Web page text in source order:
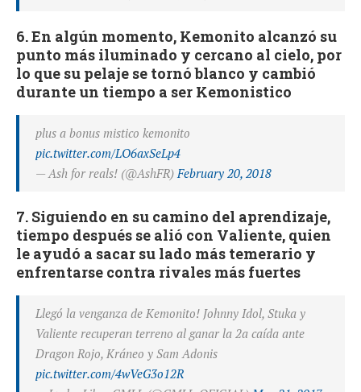
6. En algún momento, Kemonito alcanzó su
punto más iluminado y cercano al cielo, por
lo que su pelaje se tornó blanco y cambió
durante un tiempo a ser Kemonistico
plus a bonus mistico kemonito
pic.twitter.com/LO6axSeLp4
— Ash for reals! (@AshFR) February 20, 2018
7. Siguiendo en su camino del aprendizaje,
tiempo después se alió con Valiente, quien
le ayudó a sacar su lado más temerario y
enfrentarse contra rivales más fuertes
Llegó la venganza de Kemonito! Johnny Idol, Stuka y
Valiente recuperan terreno al ganar la 2a caída ante
Dragon Rojo, Kráneo y Sam Adonis
pic.twitter.com/4wVeG3o12R